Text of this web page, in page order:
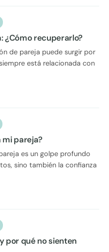
¿Cómo recuperarlo?
de pareja puede surgir por
está relacionada con
mi pareja?
es un golpe profundo
sino también la confianza
por qué no sienten